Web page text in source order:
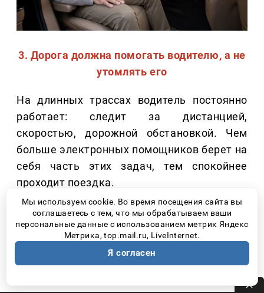
3. Дорога должна помогать водителю, а не
утомлять его
На длинных трассах водитель постоянно
работает: следит за дистанцией,
скоростью, дорожной обстановкой. Чем
больше электронных помощников берет на
себя часть этих задач, тем спокойнее
проходит поездка.
Сегодня особенно полезными становятся:
Адаптивный круиз-контроль;
Системы удержания автомобиля в
Мы используем cookie. Во время посещения сайта вы
соглашаетесь с тем, что мы обрабатываем ваши
персональные данные с использованием метрик Яндекс
Метрика, top.mail.ru, LiveInternet.
Я согласен